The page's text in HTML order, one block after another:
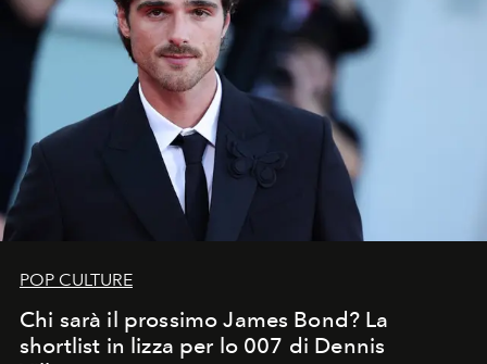
POP CULTURE
Chi sarà il prossimo James Bond? La
shortlist in lizza per lo 007 di Dennis